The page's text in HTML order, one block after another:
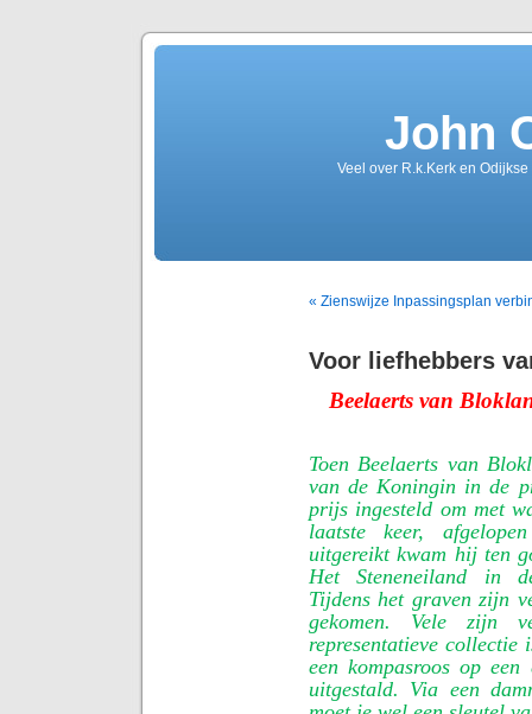
John
Veel over R.k.Kerk en
« Zienswijze Inpassingsplan
Voor liefhebbers
Beelaerts van
Toen Beelaerts van
van de Koningin in de
prijs ingesteld om met
laatste keer,
uitgereikt kwam hij ten
Het Steneneiland in
Tijdens het graven zijn
gekomen. Vele zijn
representatieve
een kompasroos op een
uitgestald. Via een